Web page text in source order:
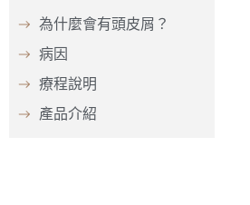
為什麼會有頭皮屑？
病因
療程說明
產品介紹